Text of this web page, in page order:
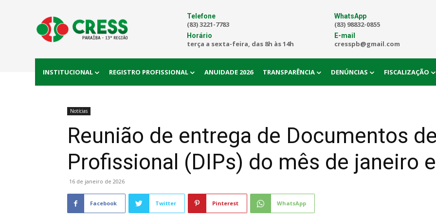
Telefone
(83) 3221-7783
Horário
terça a sexta-feira, das 8h às 14h
WhatsApp
(83) 98832-0855
E-mail
cresspb@gmail.com
INSTITUCIONAL REGISTRO PROFISSIONAL ANUIDADE 2026 TRANSPARÊNCIA DENÚNCIAS FISCALIZAÇÃO
Notícias
Reunião de entrega de Documentos
Profissional (DIPs) do mês de janeiro
16 de janeiro de 2026
Facebook Twitter Pinterest WhatsApp